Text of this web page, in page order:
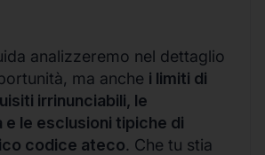
analizzeremo nel dettaglio
ma anche i limiti di
irrinunciabili, le
le esclusioni tipiche di
codice ateco. Che tu stia